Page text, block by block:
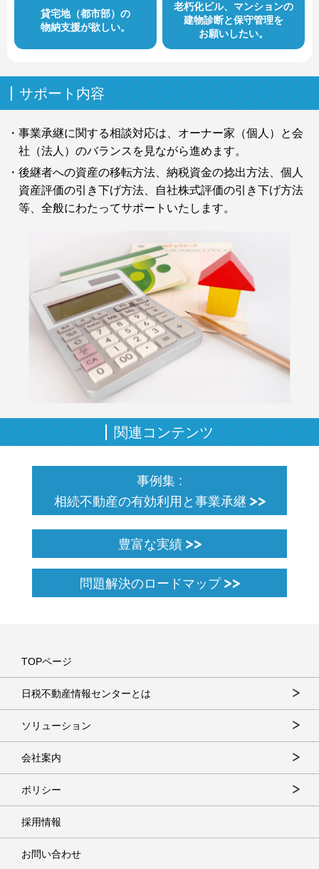
貸宅地（都市部）の
物納支援が欲しい。
老朽化ビル、マンションの
建物診断と保守管理を
お願いしたい。
サポート内容
・事業承継に関する相談対応は、オーナー家（個人）と会
社（法人）のバランスを見ながら進めます。
・後継者への資産の移転方法、納税資金の捻出方法、個人
資産評価の引き下げ方法、自社株式評価の引き下げ方法
等、全般にわたってサポートいたします。
関連コンテンツ
事例集 :
相続不動産の有効利用と事業承継
豊富な実績
問題解決のロードマップ
TOPページ
日税不動産情報センターとは
ソリューション
会社案内
ポリシー
採用情報
お問い合わせ